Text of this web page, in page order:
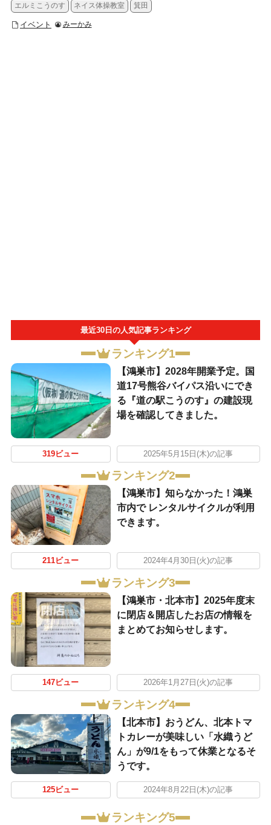
エルミこうのす
ネイス体操教室 箕田
イベント みーかみ
最近30日の人気記事ランキング
ランキング1
【鴻巣市】2028年開業予定。国
道17号熊谷バイパス沿いにでき
る『道の駅こうのす』の建設現
場を確認してきました。
319ビュー 2025年5月15日(木)の記事
ランキング2
【鴻巣市】知らなかった！鴻巣
市内で レンタルサイクルが利用
できます。
211ビュー 2024年4月30日(火)の記事
ランキング3
【鴻巣市・北本市】2025年度末
に閉店＆開店したお店の情報を
まとめてお知らせします。
147ビュー 2026年1月27日(火)の記事
ランキング4
【北本市】おうどん、北本トマ
トカレーが美味しい「水織うど
ん」が9/1をもって休業となるそ
うです。
125ビュー 2024年8月22日(木)の記事
ランキング5